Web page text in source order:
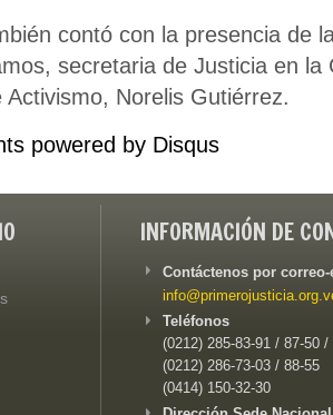
contó con la presencia de
secretaria de Justicia en la
Activismo, Norelis Gutiérrez.
powered by Disqus
INFORMACIÓN DE
Contáctenos por
Teléfonos
(0212) 285-83-91 / 87-50 /
(0212) 286-73-03 / 88-55
(0414) 150-32-30